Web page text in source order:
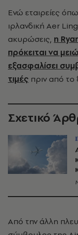
Ενώ εταιρείες
ιρλανδική Aer
ακυρώσεις, η
πρόκειται να
εξασφαλίσει
τιμές πριν από
Σχετικό
Από την άλλη